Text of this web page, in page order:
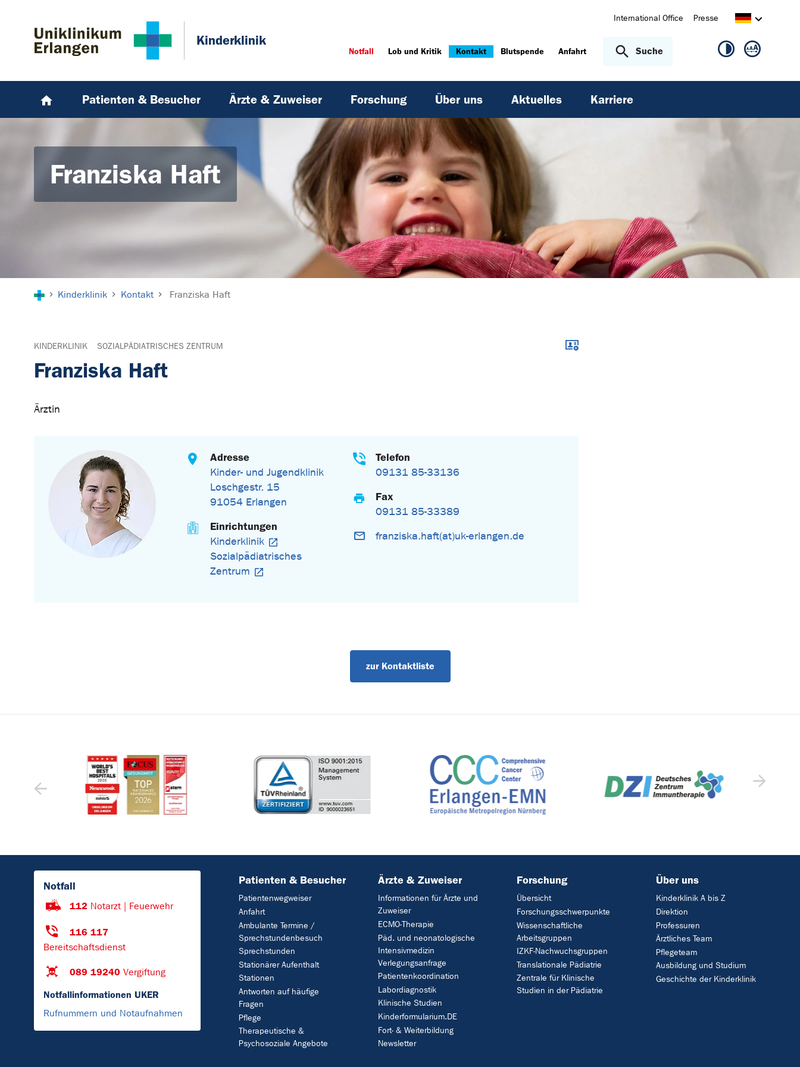
Kinderklinik
International Office Presse
Notfall Lob und Kritik Kontakt Blutspende Anfahrt Suche
Patienten & Besucher Ärzte & Zuweiser Forschung Über uns Aktuelles Karriere
Franziska Haft
Kinderklinik Kontakt Franziska Haft
KINDERKLINIK SOZIALPÄDIATRISCHES ZENTRUM
Franziska Haft
Ärztin
Download im .vcf-Format
Adresse
Kinder- und Jugendklinik
Loschgestr. 15
91054 Erlangen
Einrichtungen
Kinderklinik
Sozialpädiatrisches
Zentrum
Telefon
09131 85-33136
Fax
09131 85-33389
franziska.haft(at)uk-erlangen.de
zur Kontaktliste
Notfall
112 Notarzt | Feuerwehr
116 117
Bereitschaftsdienst
089 19240 Vergiftung
Notfallinformationen UKER
Rufnummern und Notaufnahmen
Patienten & Besucher
Patientenwegweiser
Anfahrt
Ambulante Termine /
Sprechstundenbesuch
Sprechstunden
Stationärer Aufenthalt
Stationen
Antworten auf häufige
Fragen
Pflege
Therapeutische &
Psychosoziale Angebote
Ärzte & Zuweiser
Informationen für Ärzte und
Zuweiser
ECMO-Therapie
Päd. und neonatologische
Intensivmedizin
Verlegungsanfrage
Patientenkoordination
Labordiagnostik
Klinische Studien
Kinderformularium.DE
Fort- & Weiterbildung
Newsletter
Forschung
Übersicht
Forschungsschwerpunkte
Wissenschaftliche
Arbeitsgruppen
IZKF-Nachwuchsgruppen
Translationale Pädiatrie
Zentrale für Klinische
Studien in der Pädiatrie
Über uns
Kinderklinik A bis Z
Direktion
Professuren
Ärztliches Team
Pflegeteam
Ausbildung und Studium
Geschichte der Kinderklinik